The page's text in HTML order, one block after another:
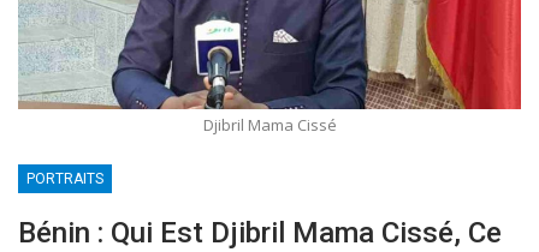
Djibril Mama Cissé
PORTRAITS
Bénin : Qui Est Djibril Mama Cissé, Ce